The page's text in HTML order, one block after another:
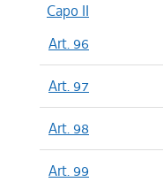
Capo II
Art. 96
Art. 97
Art. 98
Art. 99